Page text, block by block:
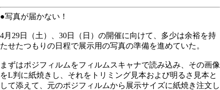
●写真が届かない！
4月29日（土）、30日（日）の開催に向けて、多少は余裕を持
たせたつもりの日程で展示用の写真の準備を進めていた。
まずはポジフィルムをフィルムスキャナで読み込み、その画像
をL判に紙焼きし、それをトリミング見本および明るさ見本と
して添えて、元のポジフィルムから展示サイズに紙焼き注文し